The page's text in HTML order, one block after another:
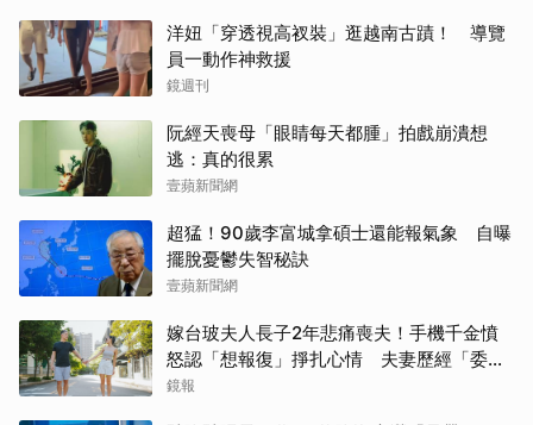
洋妞「穿透視高衩裝」逛越南古蹟！ 導覽
員一動作神救援
鏡週刊
阮經天喪母「眼睛每天都腫」拍戲崩潰想
逃：真的很累
壹蘋新聞網
超猛！90歲李富城拿碩士還能報氣象 自曝
擺脫憂鬱失智秘訣
壹蘋新聞網
嫁台玻夫人長子2年悲痛喪夫！手機千金憤
怒認「想報復」掙扎心情 夫妻歷經「委屈
與不平」只能安靜
鏡報